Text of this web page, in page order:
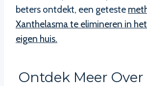
beters ontdekt, een geteste
Xanthelasma te elimineren in
eigen huis.
Ontdek Meer